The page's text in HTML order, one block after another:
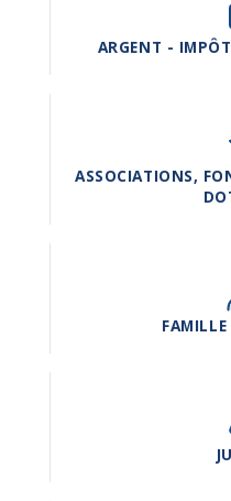
ARGENT -
ASSOCIATIONS,